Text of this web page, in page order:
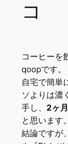
コ
コーヒーを
qoopです。
自宅で簡単
ソよりは濃
手し、 2ヶ
と思います。
結論ですが